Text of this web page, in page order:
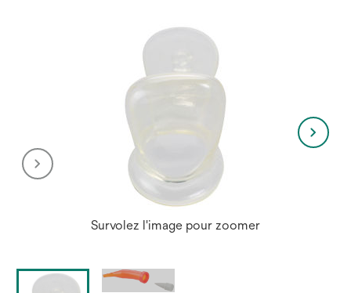
Survolez l'image pour zoomer